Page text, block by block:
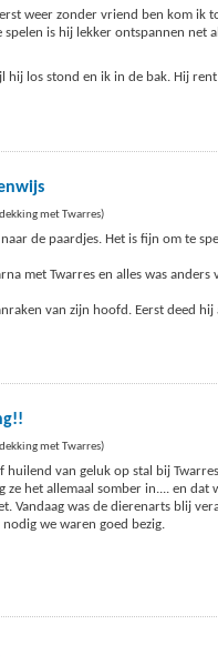
weer zonder vriend ben kom
is hij lekker ontspannen net
los stond en ik in de bak. Hij
met Twarres)
de paardjes. Het is fijn om te
met Twarres en alles was
van zijn hoofd. Eerst deed
met Twarres)
van geluk op stal bij
ze het allemaal somber in.... en
Vandaag was de dierenarts blij
we waren goed bezig.